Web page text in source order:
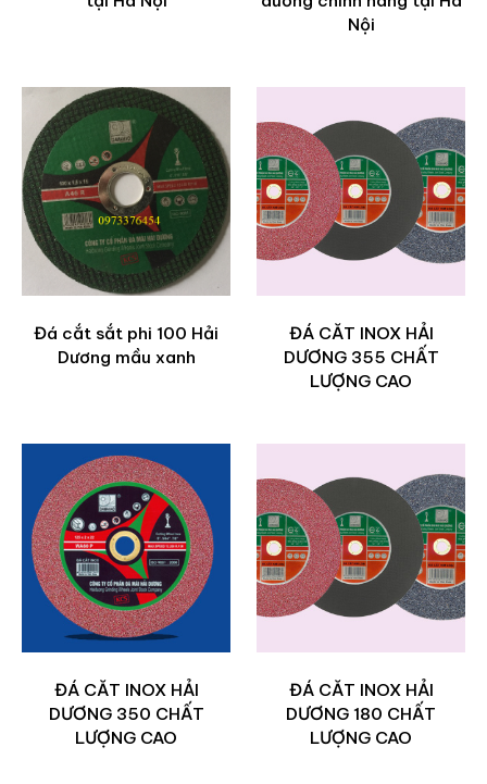
Nội
Đá cắt sắt phi 100 Hải
Dương mầu xanh
ĐÁ CĂT INOX HẢI
DƯƠNG 355 CHẤT
LƯỢNG CAO
ĐÁ CĂT INOX HẢI
DƯƠNG 350 CHẤT
LƯỢNG CAO
ĐÁ CĂT INOX HẢI
DƯƠNG 180 CHẤT
LƯỢNG CAO